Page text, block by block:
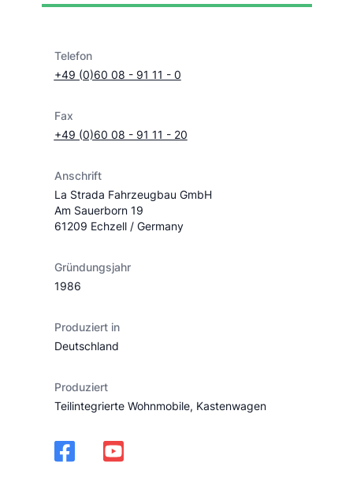
Telefon
+49 (0)60 08 - 91 11 - 0
Fax
+49 (0)60 08 - 91 11 - 20
Anschrift
La Strada Fahrzeugbau GmbH
Am Sauerborn 19
61209 Echzell / Germany
Gründungsjahr
1986
Produziert in
Deutschland
Produziert
Teilintegrierte Wohnmobile, Kastenwagen